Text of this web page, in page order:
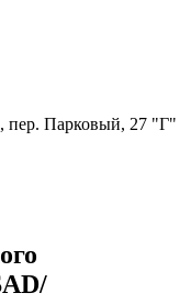
пер. Парковый, 27 "Г"